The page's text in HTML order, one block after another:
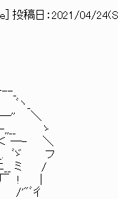
] 投稿日： 2021/04/
_
＼
ゝ
＼
フ
ミ /
! │
彳